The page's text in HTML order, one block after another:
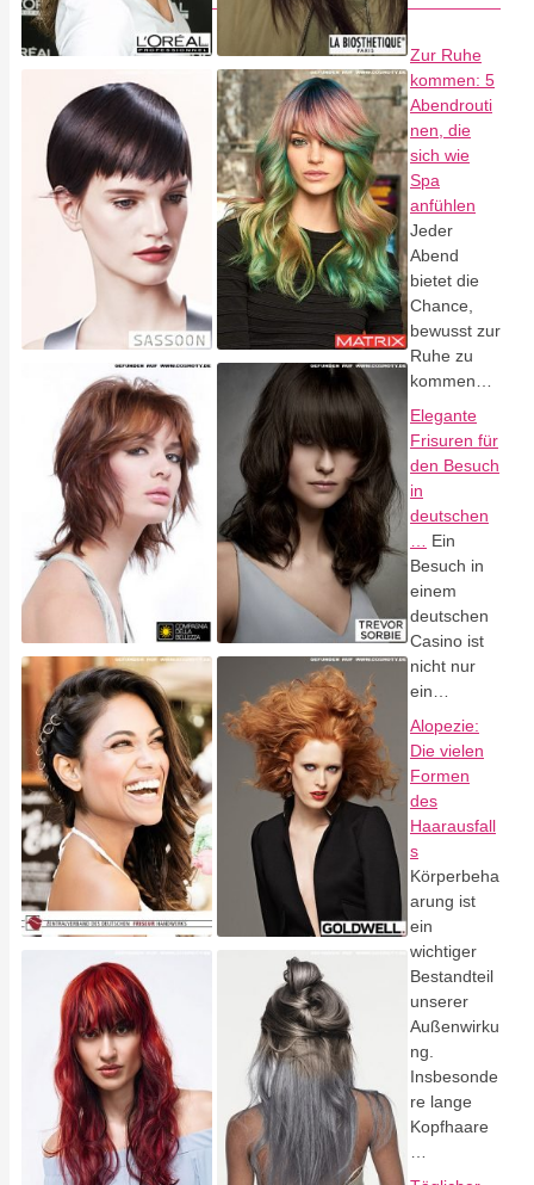
Zur Ruhe
kommen: 5
Abendrouti
nen, die
sich wie
Spa
anfühlen
Jeder
Abend
bietet die
Chance,
bewusst zur
Ruhe zu
kommen…
Elegante
Frisuren für
den Besuch
in
deutschen
Ein
Besuch in
einem
deutschen
Casino ist
nicht nur
ein…
Alopezie:
Die vielen
Formen
des
Haarausfall
s
Körperbeha
arung ist
ein
wichtiger
Bestandteil
unserer
Außenwirku
ng.
Insbesonde
re lange
Kopfhaare